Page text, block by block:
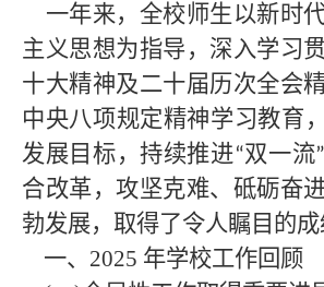
一年来，全校师生以新时
主义思想为指导，深入学习
十大精神及二十届历次全会
中央八项规定精神学习教育
发展目标，持续推进“双一流”
合改革，攻坚克难、砥砺奋
勃发展，取得了令人瞩目的成
一、 2025 年学校工作回顾